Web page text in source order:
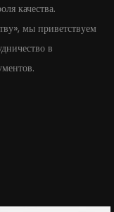
качества.
мы приветствуем
в